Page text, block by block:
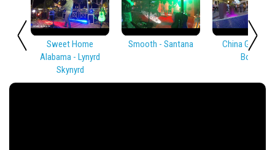
Sweet Home
Alabama - Lynyrd
Skynyrd
Smooth - Santana
China Girl -
Bowie